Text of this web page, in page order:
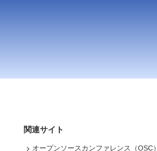
関連サイト
オープンソースカンファレンス（OSC）